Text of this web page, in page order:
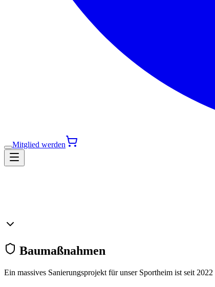
Mitglied werden
Baumaßnahmen
Ein massives Sanierungsprojekt für unser Sportheim ist seit